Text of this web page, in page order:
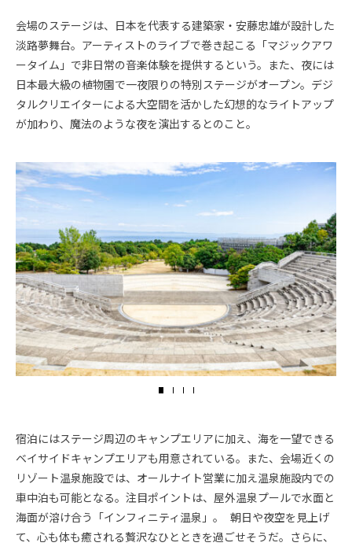
会場のステージは、日本を代表する建築家・安藤忠雄が設計した
淡路夢舞台。アーティストのライブで巻き起こる「マジックアワ
ータイム」で非日常の音楽体験を提供するという。また、夜には
日本最大級の植物園で一夜限りの特別ステージがオープン。デジ
タルクリエイターによる大空間を活かした幻想的なライトアップ
が加わり、魔法のような夜を演出するとのこと。
宿泊にはステージ周辺のキャンプエリアに加え、海を一望できる
ベイサイドキャンプエリアも用意されている。また、会場近くの
リゾート温泉施設では、オールナイト営業に加え温泉施設内での
車中泊も可能となる。注目ポイントは、屋外温泉プールで水面と
海面が溶け合う「インフィニティ温泉」。 朝日や夜空を見上げ
て、心も体も癒される贅沢なひとときを過ごせそうだ。さらに、